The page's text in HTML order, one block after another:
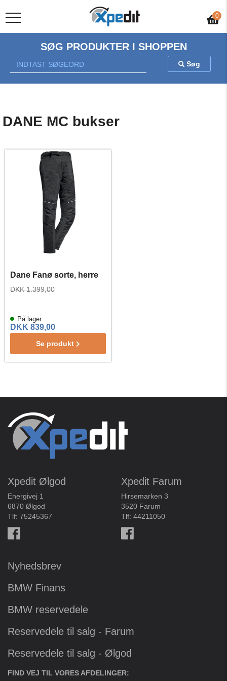
0
Gratis fragt v/køb over 500 kr.
SØG PRODUKTER I SHOPPEN
Søg
DANE MC bukser
Dane Fanø sorte, herre
På lager
DKK 1.399,00
DKK 839,00
Se produkt
Xpedit Ølgod
Energivej 1
6870 Ølgod
Tlf: 75245367
Xpedit Farum
Hirsemarken 3
3520 Farum
Tlf: 44211050
Nyhedsbrev
BMW Finans
BMW reservedele
Reservedele til salg - Farum
Reservedele til salg - Ølgod
FIND VEJ TIL VORES AFDELINGER: